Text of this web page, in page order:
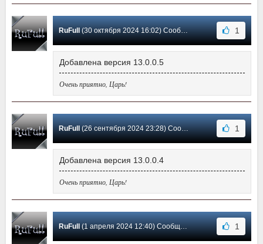
RuFull(30 октября 2024 16:02) Сообщение #60 1
Добавлена версия 13.0.0.5
Очень приятно, Царь!
RuFull(26 сентября 2024 23:28) Сообщение #59 1
Добавлена версия 13.0.0.4
Очень приятно, Царь!
RuFull(1 апреля 2024 12:40) Сообщение #58 1